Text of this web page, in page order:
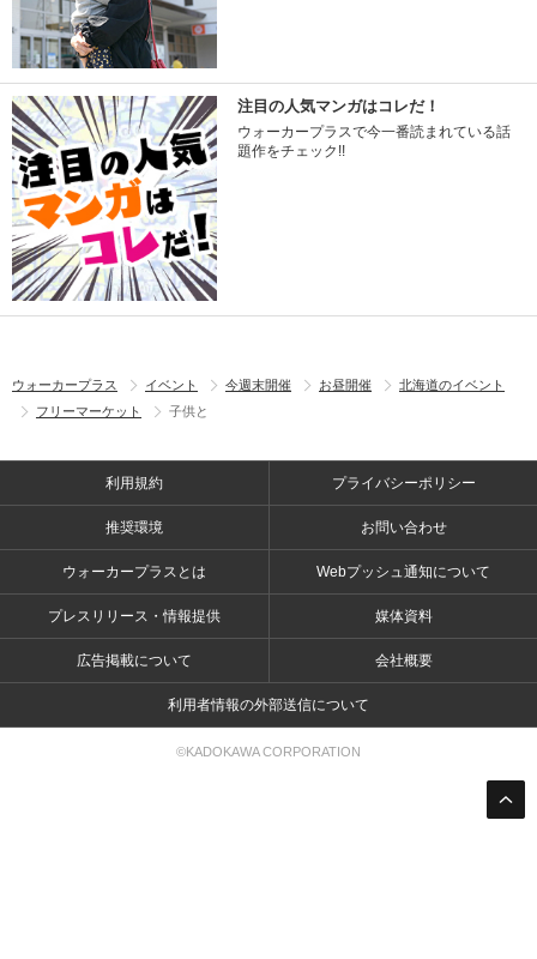
注目の人気マンガはコレだ！
ウォーカープラスで今一番読まれている話
題作をチェック!!
ウォーカープラス イベント 今週末開催 お昼開催
北海道のイベント
フリーマーケット
子供と
利用規約 プライバシーポリシー
推奨環境 お問い合わせ
ウォーカープラスとは Webプッシュ通知について
プレスリリース・情報提供 媒体資料
広告掲載について 会社概要
利用者情報の外部送信について
©KADOKAWA CORPORATION